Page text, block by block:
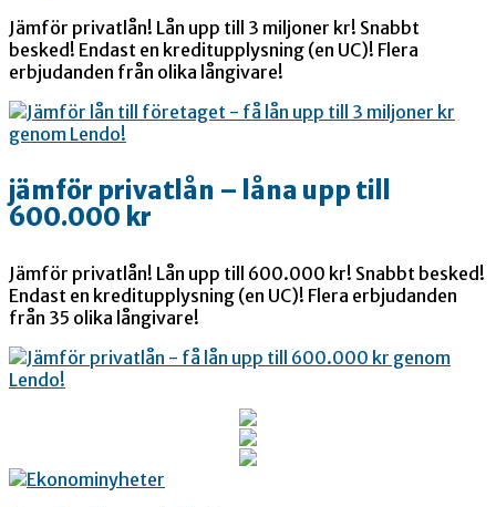
Jämför privatlån! Lån upp till 3 miljoner kr! Snabbt
besked! Endast en kreditupplysning (en UC)! Flera
erbjudanden från olika långivare!
jämför privatlån – låna upp till
600.000 kr
Jämför privatlån! Lån upp till 600.000 kr! Snabbt besked!
Endast en kreditupplysning (en UC)! Flera erbjudanden
från 35 olika långivare!